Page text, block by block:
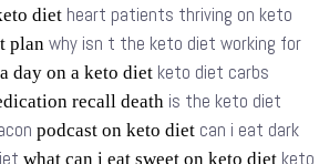
diet heart patients thriving on keto
plan why isn t the keto diet working for
day on a keto diet keto diet carbs
recall death is the keto diet
podcast on keto diet can i eat dark
what can i eat sweet on keto diet keto